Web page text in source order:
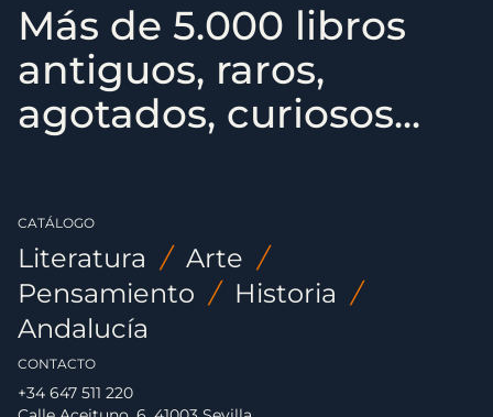
Más de 5.000 libros
antiguos, raros,
agotados, curiosos...
CATÁLOGO
Literatura / Arte /
Pensamiento / Historia /
Andalucía
CONTACTO
+34 647 511 220